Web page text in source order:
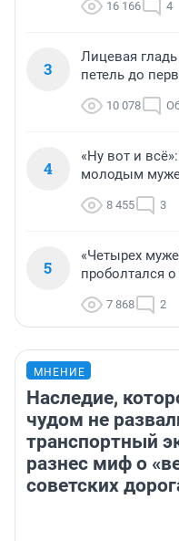
16 166 4
3
Лицевая
петель до
10 078
4
«Ну вот и
молодым
8 455 3
5
«Четырех
проболтался
7 868 2
МНЕНИЕ
Наследие,
чудом не
транспортный
разнес миф о
советских